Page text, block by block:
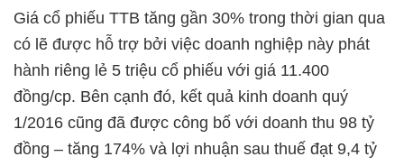
Giá cổ phiếu TTB tăng gần 30% trong thời gian qua
có lẽ được hỗ trợ bởi việc doanh nghiệp này phát
hành riêng lẻ 5 triệu cổ phiếu với giá 11.400
đồng/cp. Bên cạnh đó, kết quả kinh doanh quý
1/2016 cũng đã được công bố với doanh thu 98 tỷ
đồng – tăng 174% và lợi nhuận sau thuế đạt 9,4 tỷ